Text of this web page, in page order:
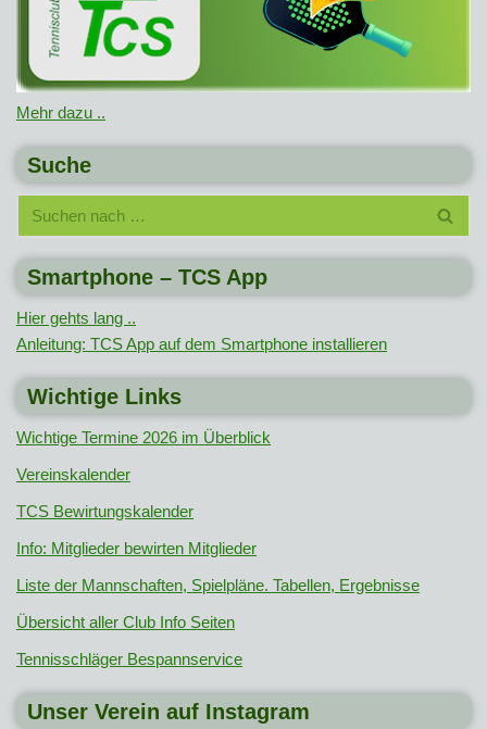
Mehr dazu ..
Suche
Smartphone – TCS App
Hier gehts lang ..
Anleitung: TCS App auf dem Smartphone installieren
Wichtige Links
Wichtige Termine 2026 im Überblick
Vereinskalender
TCS Bewirtungskalender
Info: Mitglieder bewirten Mitglieder
Liste der Mannschaften, Spielpläne. Tabellen, Ergebnisse
Übersicht aller Club Info Seiten
Tennisschläger Bespannservice
Unser Verein auf Instagram